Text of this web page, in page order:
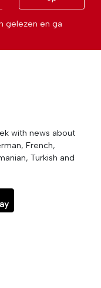
gelezen en ga
with news about
French,
Turkish and